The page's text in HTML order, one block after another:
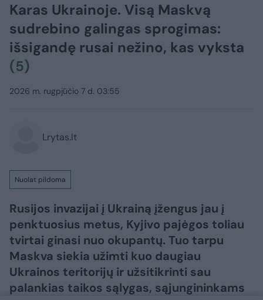
Karas Ukrainoje. Visą Maskvą
sudrebino galingas sprogimas:
išsigandę rusai nežino, kas vyksta
(5)
2026 m. rugpjūčio 7 d. 03:55
Lrytas.lt
Nuolat pildoma
Rusijos invazijai į Ukrainą įžengus jau į
penktuosius metus, Kyjivo pajėgos toliau
tvirtai ginasi nuo okupantų. Tuo tarpu
Maskva siekia užimti kuo daugiau
Ukrainos teritorijų ir užsitikrinti sau
palankias taikos sąlygas, sąjungininkams